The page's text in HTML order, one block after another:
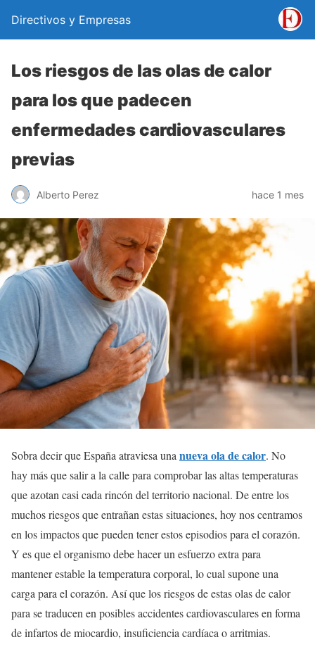
Directivos y Empresas
Los riesgos de las olas de calor
para los que padecen
enfermedades cardiovasculares
previas
Alberto Perez hace 1 mes
Sobra decir que España atraviesa una nueva ola de calor. No
hay más que salir a la calle para comprobar las altas temperaturas
que azotan casi cada rincón del territorio nacional. De entre los
muchos riesgos que entrañan estas situaciones, hoy nos centramos
en los impactos que pueden tener estos episodios para el corazón.
Y es que el organismo debe hacer un esfuerzo extra para
mantener estable la temperatura corporal, lo cual supone una
carga para el corazón. Así que los riesgos de estas olas de calor
para se traducen en posibles accidentes cardiovasculares en forma
de infartos de miocardio, insuficiencia cardíaca o arritmias.